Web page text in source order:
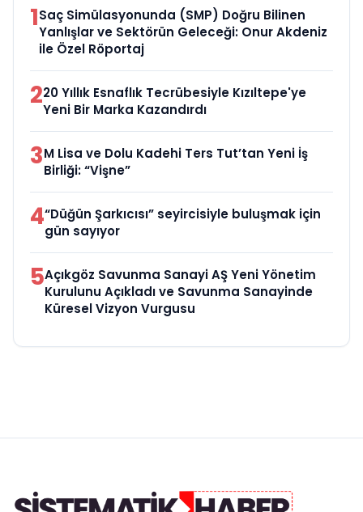
1Saç Simülasyonunda (SMP) Doğru Bilinen
Yanlışlar ve Sektörün Geleceği: Onur Akdeniz
ile Özel Röportaj
220 Yıllık Esnaflık Tecrübesiyle Kızıltepe'ye
Yeni Bir Marka Kazandırdı
3M Lisa ve Dolu Kadehi Ters Tut’tan Yeni İş
Birliği: “Vişne”
4“Düğün Şarkıcısı” seyircisiyle buluşmak için
gün sayıyor
5Açıkgöz Savunma Sanayi AŞ Yeni Yönetim
Kurulunu Açıkladı ve Savunma Sanayinde
Küresel Vizyon Vurgusu